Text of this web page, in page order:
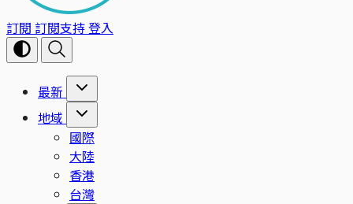
訂閱 訂閱支持登入
最新
地域
國際
大陸
香港
台灣